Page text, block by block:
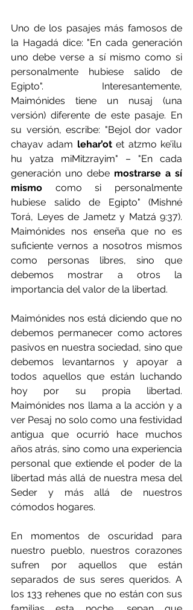
Uno de los pasajes más famosos de
la Hagadá dice: "En cada generación
uno debe verse a sí mismo como si
personalmente hubiese salido de
Egipto". Interesantemente,
Maimónides tiene un nusaj (una
versión) diferente de este pasaje. En
su versión, escribe: "Bejol dor vador
chayav adam lehar’ot et atzmo ke’ilu
hu yatza miMitzrayim" – "En cada
generación uno debe mostrarse a sí
mismo como si personalmente
hubiese salido de Egipto" (Mishné
Torá, Leyes de Jametz y Matzá 9:37).
Maimónides nos enseña que no es
suficiente vernos a nosotros mismos
como personas libres, sino que
debemos mostrar a otros la
importancia del valor de la libertad.
Maimónides nos está diciendo que no
debemos permanecer como actores
pasivos en nuestra sociedad, sino que
debemos levantarnos y apoyar a
todos aquellos que están luchando
hoy por su propia libertad.
Maimónides nos llama a la acción y a
ver Pesaj no solo como una festividad
antigua que ocurrió hace muchos
años atrás, sino como una experiencia
personal que extiende el poder de la
libertad más allá de nuestra mesa del
Seder y más allá de nuestros
cómodos hogares.
En momentos de oscuridad para
nuestro pueblo, nuestros corazones
sufren por aquellos que están
separados de sus seres queridos. A
los 133 rehenes que no están con sus